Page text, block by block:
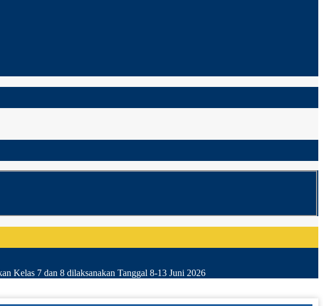
Kelas 7 dan 8 dilaksanakan Tanggal 8-13 Juni 2026